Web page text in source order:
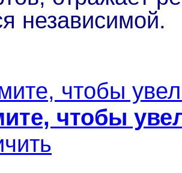
независимой.
чтобы